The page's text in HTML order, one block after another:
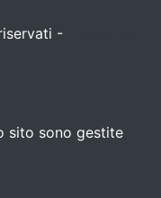
-
sito sono gestite